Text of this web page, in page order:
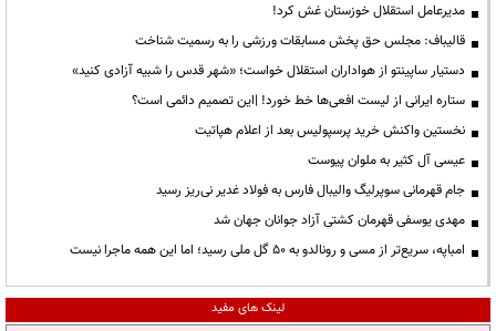
مدیرعامل استقلال خوزستان غش کرد!
قالیباف: مجلس حق پخش مسابقات ورزشی را به رسمیت شناخت
دستیار ساپینتو از هواداران استقلال خواست؛ «شهر قدس را شبیه آزادی کنید»
ستاره ایرانی از لیست افعی‌ها خط خورد! |این تصمیم دائمی است؟
نخستین واکنش خرید پرسپولیس بعد از اعلام هپاتیت
عیسی آل کثیر به ملوان پیوست
جام قهرمانی سوپرلیگ والیبال فارس به فولاد غدیر نی‌ریز رسید
مهدی یوسفی قهرمان کشتی آزاد جوانان جهان شد
امباپه، سریع‌تر از مسی و رونالدو به ۵۰ گل ملی رسید؛ اما این همه ماجرا نیست
لینک های مفید